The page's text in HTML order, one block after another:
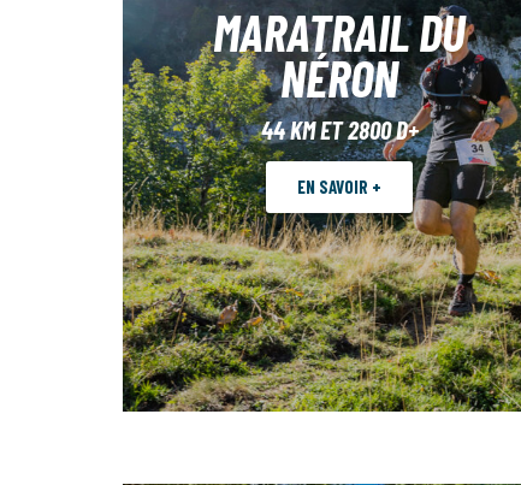
MARATRAIL DU
NÉRON
44 KM ET 2800 D+
EN SAVOIR +